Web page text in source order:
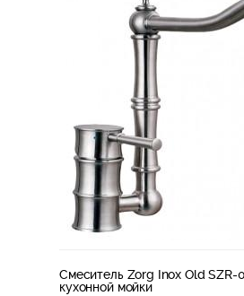
Смеситель Zorg Inox Old SZR-
кухонной мойки